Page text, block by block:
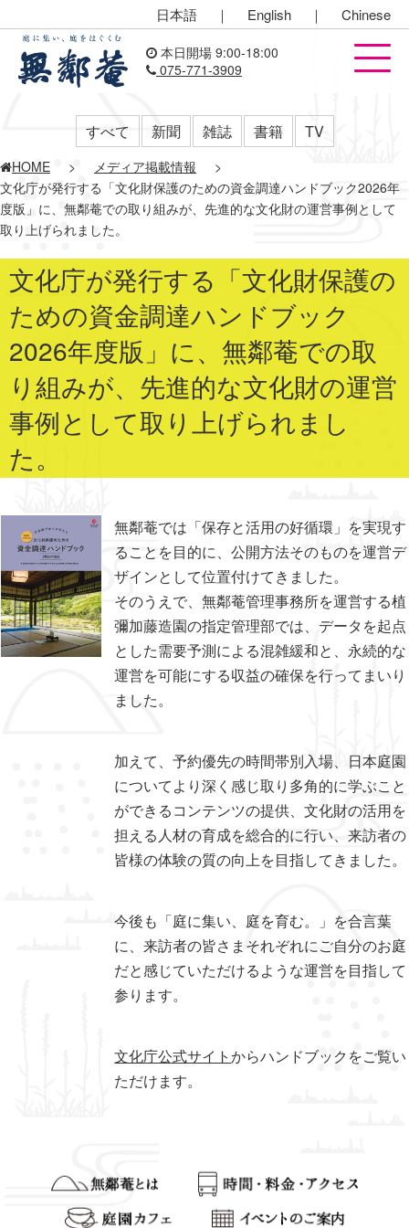
日本語 ｜ English ｜ Chinese
本日開場 9:00-18:00
075-771-3909
すべて 新聞 雑誌 書籍 TV
HOME > メディア掲載情報
>
文化庁が発行する「文化財保護のための資金調達ハンドブック2026年
度版」に、無鄰菴での取り組みが、先進的な文化財の運営事例として
取り上げられました。
文化庁が発行する「文化財保護の
ための資金調達ハンドブック
2026年度版」に、無鄰菴での取
り組みが、先進的な文化財の運営
事例として取り上げられまし
た。
無鄰菴では「保存と活用の好循環」を実現す
ることを目的に、公開方法そのものを運営デ
ザインとして位置付けてきました。
そのうえで、無鄰菴管理事務所を運営する植
彌加藤造園の指定管理部では、データを起点
とした需要予測による混雑緩和と、永続的な
運営を可能にする収益の確保を行ってまいり
ました。
加えて、予約優先の時間帯別入場、日本庭園
についてより深く感じ取り多角的に学ぶこと
ができるコンテンツの提供、文化財の活用を
担える人材の育成を総合的に行い、来訪者の
皆様の体験の質の向上を目指してきました。
今後も「庭に集い、庭を育む。」を合言葉
に、来訪者の皆さまそれぞれにご自分のお庭
だと感じていただけるような運営を目指して
参ります。
文化庁公式サイトからハンドブックをご覧い
ただけます。